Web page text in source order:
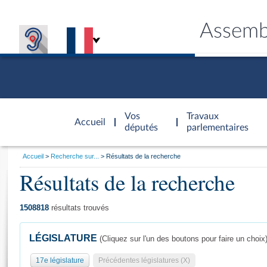
Accueil
d'accueil
Vos
députés
Travaux
parlementaires
Général
Vous
Accueil Recherche sur... Résultats de la recherche
Résultats de la recherche
1508818 résultats trouvés
LÉGISLATURE (Cliquez sur l'un des boutons pour faire un choix)
17e législature Précédentes législatures (X)